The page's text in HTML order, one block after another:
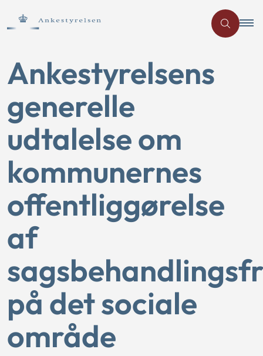
Ankestyrelsens
generelle
udtalelse om
kommunernes
offentliggørelse
af
på det sociale
område